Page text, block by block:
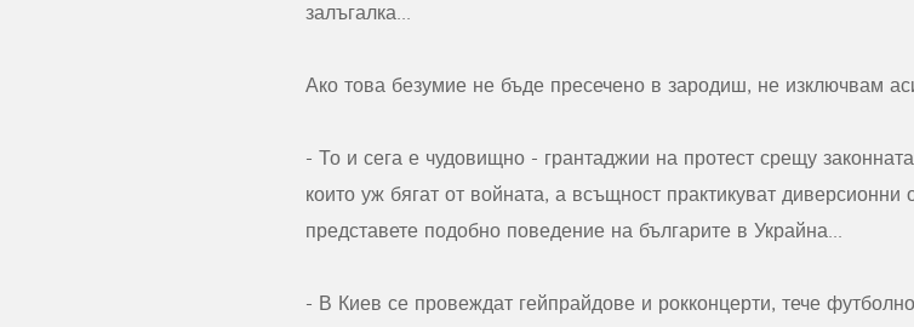
залъгалка...
Ако това безумие не бъде пресечено в зародиш, не изключвам
- То и сега е чудовищно - грантаджии на протест срещу
които уж бягат от войната, а всъщност практикуват
представете подобно поведение на българите в Украйна...
- В Киев се провеждат гейпрайдове и рокконцерти, тече